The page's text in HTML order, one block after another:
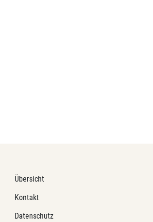
Übersicht
Kontakt
Datenschutz